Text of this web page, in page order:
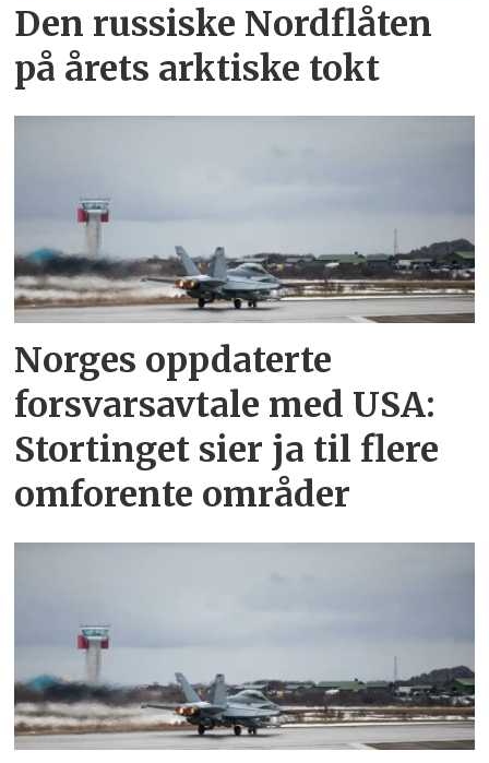
Den russiske Nordflåten
på årets arktiske tokt
Norges oppdaterte
forsvarsavtale med USA:
Stortinget sier ja til flere
omforente områder